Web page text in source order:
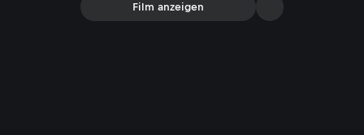
Film anzeigen